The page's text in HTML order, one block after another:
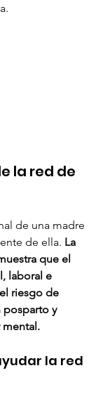
la red de
de una madre
de ella. La
que el
laboral e
riesgo de
posparto y
la red